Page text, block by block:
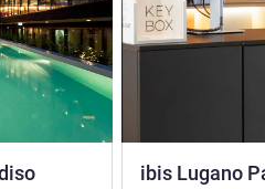
4.5성 ibis Lugano